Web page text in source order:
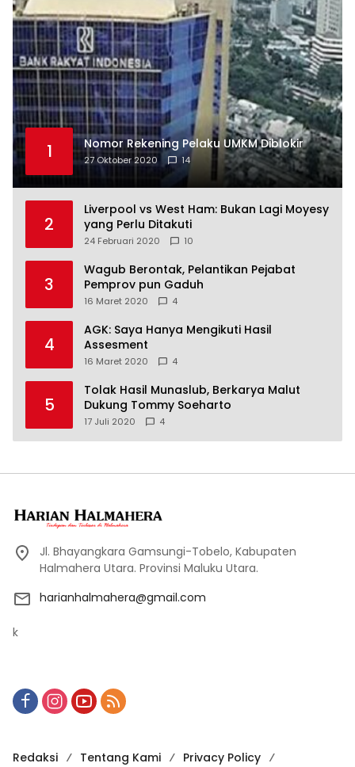
1 Nomor Rekening Pelaku UMKM Diblokir
27 Oktober 2020 14
2
Liverpool vs West Ham: Bukan Lagi Moyesy
yang Perlu Ditakuti
24 Februari 2020 10
3
Wagub Berontak, Pelantikan Pejabat
Pemprov pun Gaduh
16 Maret 2020 4
4
AGK: Saya Hanya Mengikuti Hasil
Assesment
16 Maret 2020 4
5
Tolak Hasil Munaslub, Berkarya Malut
Dukung Tommy Soeharto
17 Juli 2020 4
Jl. Bhayangkara Gamsungi-Tobelo, Kabupaten
Halmahera Utara. Provinsi Maluku Utara.
harianhalmahera@gmail.com
k
Redaksi Tentang Kami Privacy Policy